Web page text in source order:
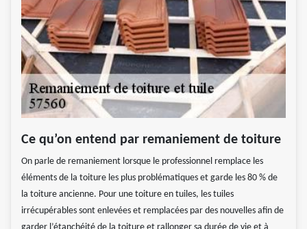
Ce qu’on entend par remaniement de toiture
On parle de remaniement lorsque le professionnel remplace les
éléments de la toiture les plus problématiques et garde les 80 % de
la toiture ancienne. Pour une toiture en tuiles, les tuiles
irrécupérables sont enlevées et remplacées par des nouvelles afin de